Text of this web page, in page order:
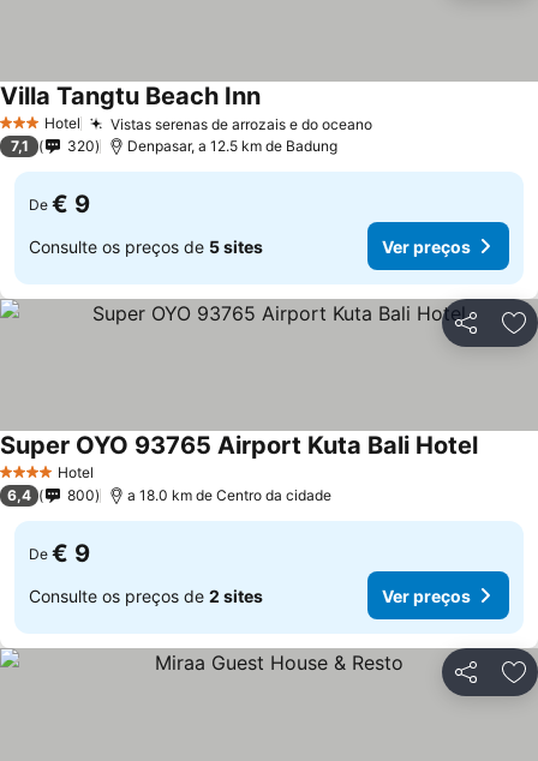
3 EstrelasHotel Vistas serenas de arrozais e do oceanoVer preços
Villa Tangtu Beach InnVer preços
7,1 320 Denpasar, a 12.5 km de Badung
De € 9
Consulte os preços de 5 sites Ver preços
Partilhar
4 EstrelasHotel
Super OYO 93765 Airport Kuta Bali HotelVer
6,4 800 a 18.0 km de Centro da cidade
De € 9
Consulte os preços de 2 sites Ver preços
Partilhar